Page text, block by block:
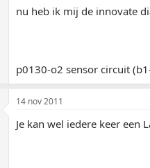
nu heb ik mij de innovate
p0130-o2 sensor circuit
14 nov 2011
Je kan wel iedere keer een